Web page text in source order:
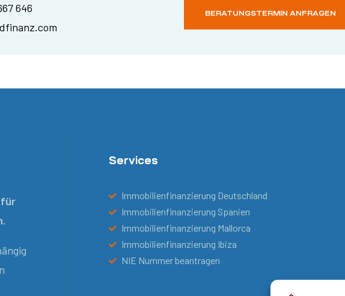
646
BERATUNGSTERMIN ANFRAGEN
für
Services
Immobilienfinanzierung Deutschland
Immobilienfinanzierung Spanien
Immobilienfinanzierung Mallorca
Immobilienfinanzierung Ibiza
NIE Nummer beantragen